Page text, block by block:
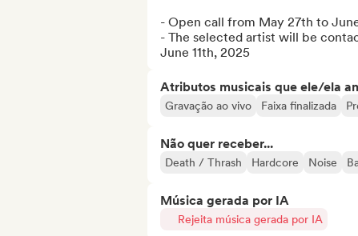
- Open call from May 27th to
- The selected artist will be
June 11th, 2025
Atributos musicais que ele/ela
Gravação ao vivo Faixa finalizada
Não quer receber...
Death / Thrash Hardcore Noise
Música gerada por IA
Rejeita música gerada por IA